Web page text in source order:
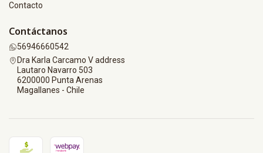
Contacto
Contáctanos
56946660542
Dra Karla Carcamo V address
Lautaro Navarro 503
6200000 Punta Arenas
Magallanes - Chile